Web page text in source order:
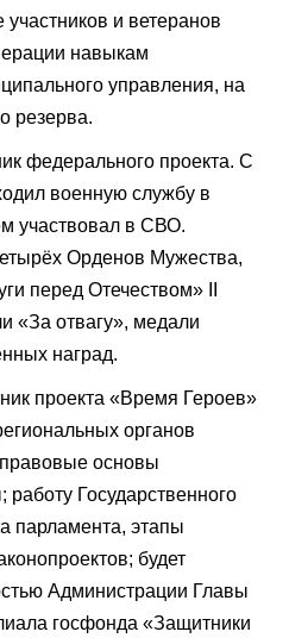
и ветеранов
навыкам
управления, на
резерва.
федерального проекта. С
военную службу в
участвовал в СВО.
Орденов Мужества,
перед Отечеством» II
«За отвагу», медали
наград.
проекта «Время Героев»
органов
основы
работу Государственного
парламента, этапы
будет
Администрации Главы
госфонда «Защитники